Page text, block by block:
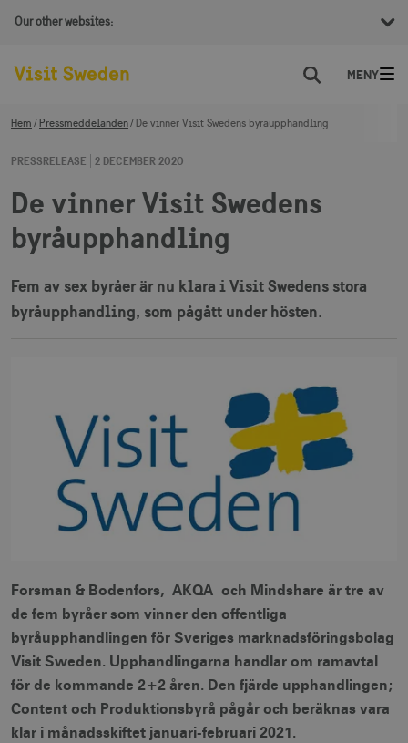
Our other websites:
Sök
Hem Pressmeddelanden ​De vinner Visit Swedens byråupphandling
PRESSRELEASE 2 DECEMBER 2020
​De vinner Visit Swedens
byråupphandling
Fem av sex byråer är nu klara i Visit Swedens stora
byråupphandling, som pågått under hösten.
Forsman & Bodenfors, AKQA och Mindshare är tre av
de fem byråer som vinner den offentliga
byråupphandlingen för Sveriges marknadsföringsbolag
Visit Sweden. Upphandlingarna handlar om ramavtal
för de kommande 2+2 åren. Den fjärde upphandlingen;
Content och Produktionsbyrå pågår och beräknas vara
klar i månadsskiftet januari-februari 2021.